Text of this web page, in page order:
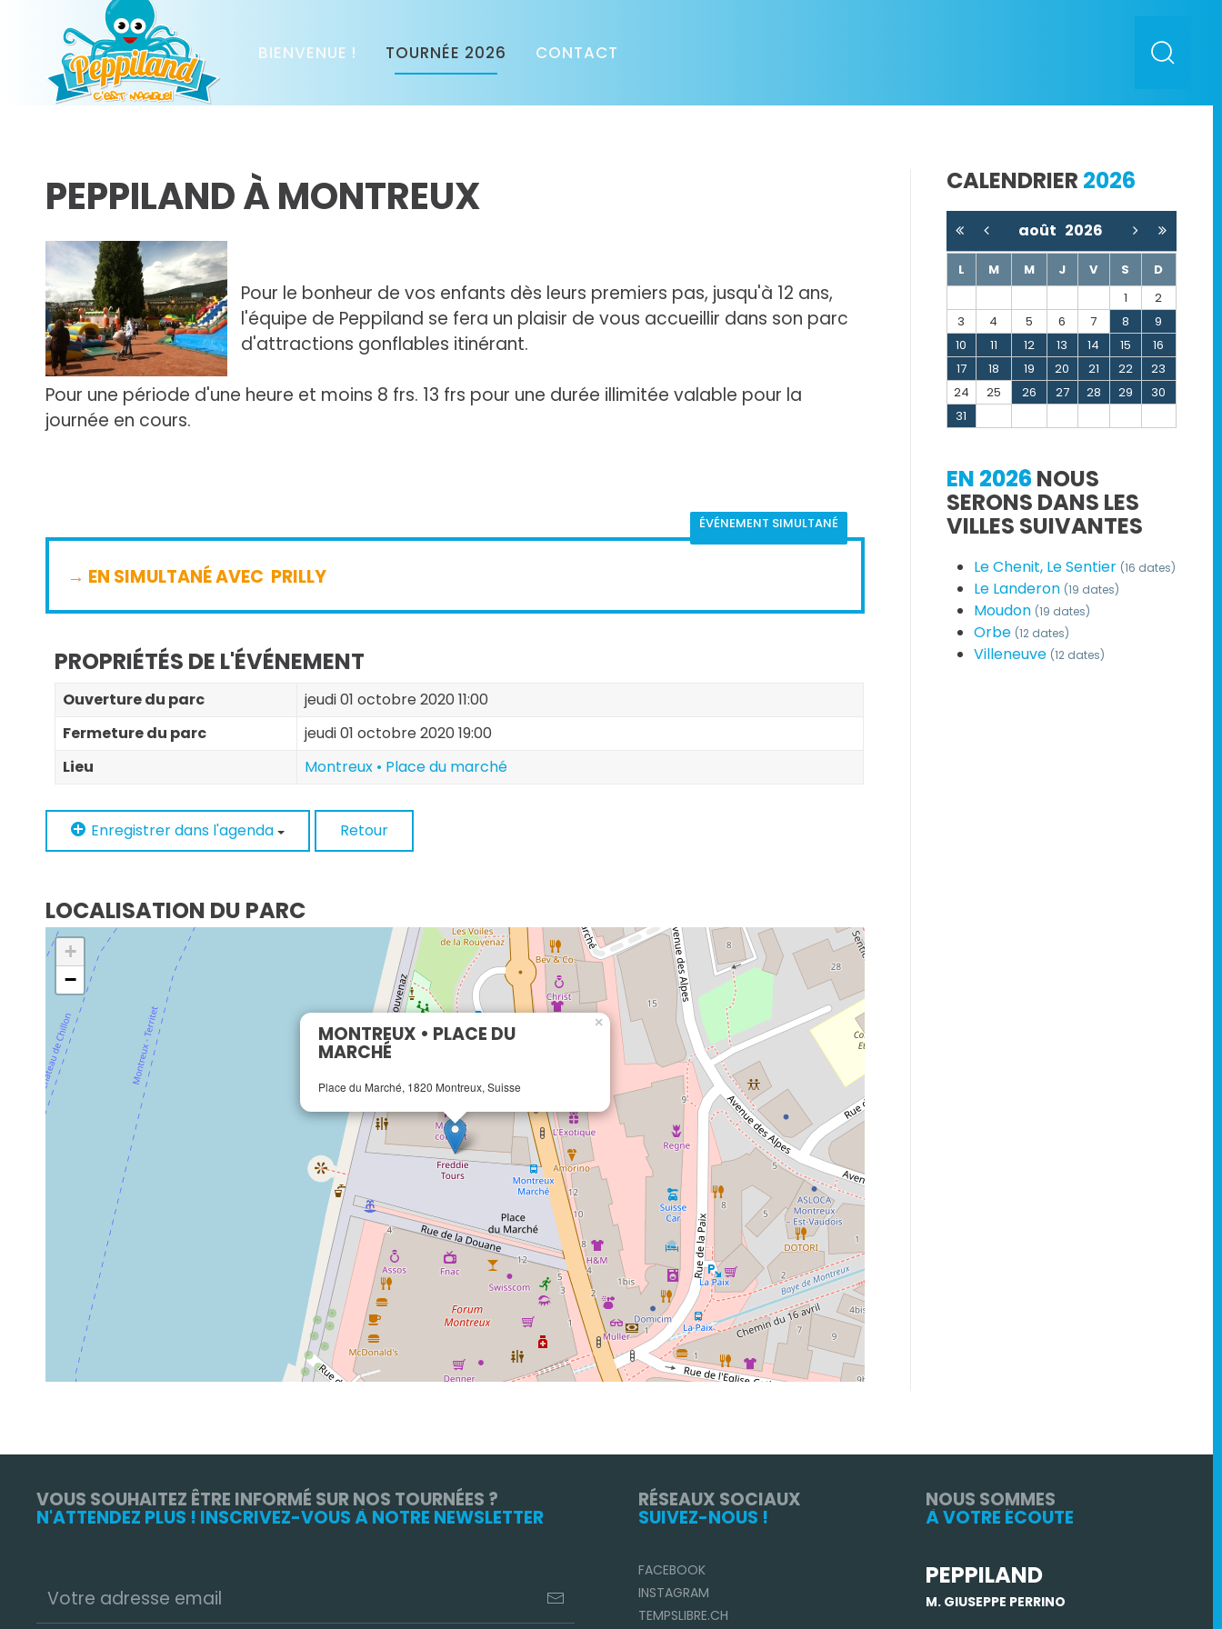
BIENVENUE ! TOURNÉE 2026 CONTACT
PEPPILAND À MONTREUX
Pour le bonheur de vos enfants dès leurs premiers pas, jusqu'à 12 ans,
l'équipe de Peppiland se fera un plaisir de vous accueillir dans son parc
d'attractions gonflables itinérant.
Pour une période d'une heure et moins 8 frs. 13 frs pour une durée illimitée valable pour la
journée en cours.
ÉVÉNEMENT SIMULTANÉ
→ EN SIMULTANÉ AVEC PRILLY
PROPRIÉTÉS DE L'ÉVÉNEMENT
Ouverture du parc
jeudi 01 octobre 2020 11:00
Fermeture du parc
jeudi 01 octobre 2020 19:00
Lieu
Montreux • Place du marché
Enregistrer dans l'agenda Retour
LOCALISATION DU PARC
MONTREUX • PLACE DU
MARCHÉ
Place du Marché, 1820 Montreux, Suisse
×
+
−
CALENDRIER 2026
août 2026
L M M J V S
D
1
2
3
4 5 6 7 8
9
10
11 12 13 14 15
16
17
18 19 20 21 22
23
24
25 26 27 28 29
30
31
EN 2026 NOUS
SERONS DANS LES
VILLES SUIVANTES
Le Chenit, Le Sentier (16 dates)
Le Landeron (19 dates)
Moudon (19 dates)
Orbe (12 dates)
Villeneuve (12 dates)
VOUS SOUHAITEZ ÊTRE INFORMÉ SUR NOS TOURNÉES ?
N'ATTENDEZ PLUS ! INSCRIVEZ-VOUS À NOTRE NEWSLETTER
RÉSEAUX SOCIAUX
SUIVEZ-NOUS !
FACEBOOK
INSTAGRAM
TEMPSLIBRE.CH
NOUS SOMMES
À VOTRE ÉCOUTE
PEPPILAND
M. GIUSEPPE PERRINO